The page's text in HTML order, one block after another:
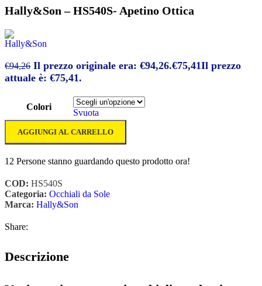
Hally&Son – HS540S- Apetino Ottica
€94,26 Il prezzo originale era: €94,26.€75,41Il prezzo
attuale è: €75,41.
Colori
Svuota
AGGIUNGI AL CARRELLO
12 Persone stanno guardando questo prodotto ora!
COD: HS540S
Categoria: Occhiali da Sole
Marca: Hally&Son
Share:
Descrizione